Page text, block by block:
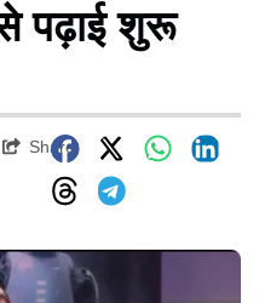
पढ़ाई शुरू
Share